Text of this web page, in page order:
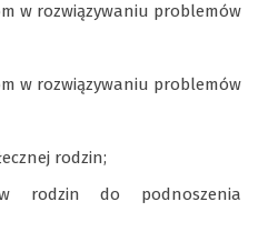
w rozwiązywaniu problemów
w rozwiązywaniu problemów
rodzin;
rodzin do podnoszenia